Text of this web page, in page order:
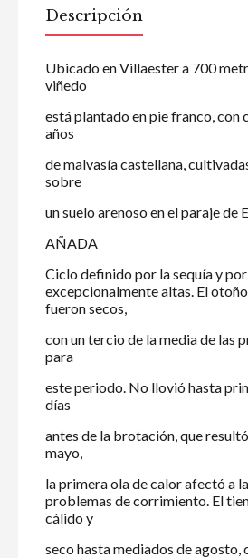
Descripción
Ubicado en Villaester a 700
viñedo
está plantado en pie franco, con
años
de malvasía castellana,
sobre
un suelo arenoso en el paraje de
AÑADA
Ciclo definido por la sequía y
excepcionalmente altas. El
fueron secos,
con un tercio de la media de las
para
este periodo. No llovió hasta
días
antes de la brotación, que
mayo,
la primera ola de calor afectó a
problemas de corrimiento. El
cálido y
seco hasta mediados de agosto,